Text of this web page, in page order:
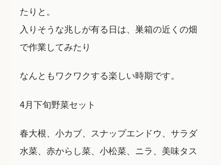
たりと。
入りそうな兆しが有る日は、巣箱の近くの畑
で作業してみたり
なんともワクワクする楽しい時期です。
4月下旬野菜セット
春大根、小カブ、スナップエンドウ、サラダ
水菜、赤からし菜、小松菜、ニラ、美味タス